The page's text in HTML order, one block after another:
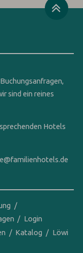
sind ein reines
Hotels
Login
Katalog
Löwi